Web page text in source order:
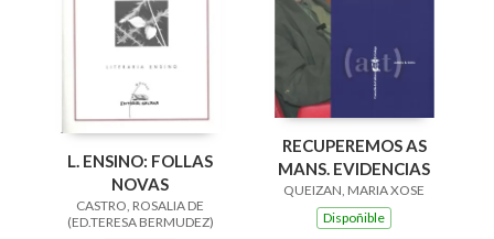
L. ENSINO: FOLLAS
NOVAS
CASTRO, ROSALIA DE
(ED.TERESA BERMUDEZ)
RECUPEREMOS AS
MANS. EVIDENCIAS
QUEIZAN, MARIA XOSE
Dispoñible